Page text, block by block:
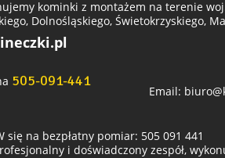
kominki z montażem na terenie
Dolnośląskiego, Świetokrzyskiego,
505-091-441
Email:
się na bezpłatny pomiar: 505 091 441
i doświadczony zespół,